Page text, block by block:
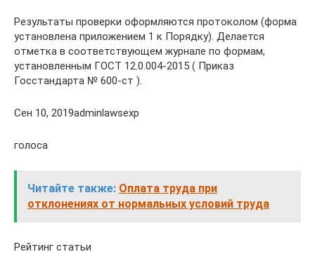
Результаты проверки оформляются протоколом (форма
установлена приложением 1 к Порядку). Делается
отметка в соответствующем журнале по формам,
установленным ГОСТ 12.0.004-2015 ( Приказ
Госстандарта № 600-ст ).
Сен 10, 2019adminlawsexp
голоса
Читайте также: Оплата труда при
отклонениях от нормальных условий труда
Рейтинг статьи